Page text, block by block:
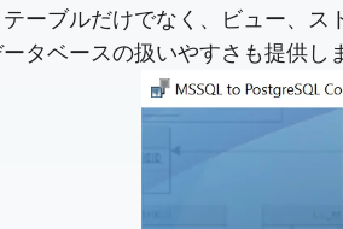
ーブルだけでなく、ビュー、
タベースの扱いやすさも提供し